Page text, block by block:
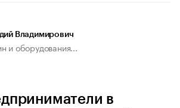
Владимирович
и оборудования...
в